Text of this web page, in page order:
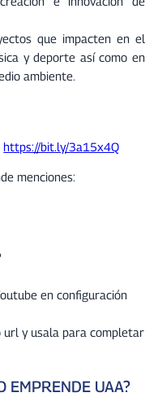
que impacten en el
y deporte así como en
ambiente.
https://bit.ly/3a15x4Q
menciones:
en configuración
url y usala para completar
EMPRENDE UAA?